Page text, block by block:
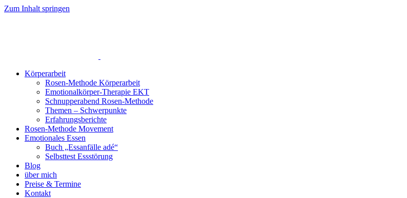
Zum Inhalt springen
Körperarbeit
Rosen-Methode Körperarbeit
Emotionalkörper-Therapie EKT
Schnupperabend Rosen-Methode
Themen – Schwerpunkte
Erfahrungsberichte
Rosen-Methode Movement
Emotionales Essen
Buch „Essanfälle adé“
Selbsttest Essstörung
Blog
über mich
Preise & Termine
Kontakt